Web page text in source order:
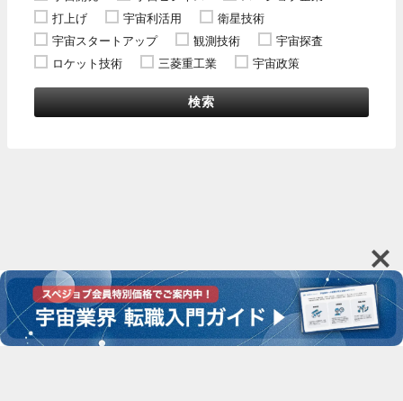
打上げ
宇宙利活用
衛星技術
宇宙スタートアップ
観測技術
宇宙探査
ロケット技術
三菱重工業 宇宙政策
検索